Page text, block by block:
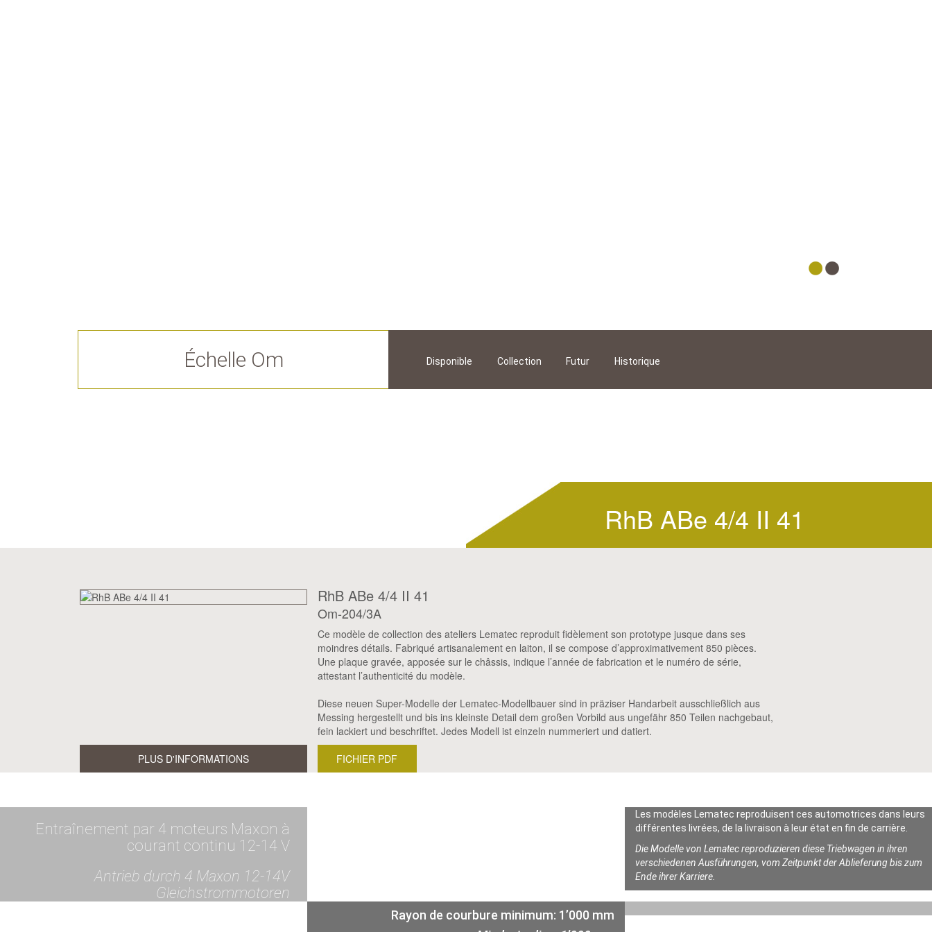
Échelle Om Disponible Collection Futur Historique
RhB ABe 4/4 II 41
RhB ABe 4/4 II 41
Om-204/3A
Ce modèle de collection des ateliers Lematec reproduit fidèlement son prototype jusque dans ses
moindres détails. Fabriqué artisanalement en laiton, il se compose d’approximativement 850 pièces.
Une plaque gravée, apposée sur le châssis, indique l’année de fabrication et le numéro de série,
attestant l’authenticité du modèle.
Diese neuen Super-Modelle der Lematec-Modellbauer sind in präziser Handarbeit ausschließlich aus
Messing hergestellt und bis ins kleinste Detail dem großen Vorbild aus ungefähr 850 Teilen nachgebaut,
fein lackiert und beschriftet. Jedes Modell ist einzeln nummeriert und datiert.
PLUS D'INFORMATIONS
FICHIER PDF
Entraînement par 4 moteurs Maxon à
courant continu 12-14 V
Antrieb durch 4 Maxon 12-14V
Gleichstrommotoren
Les modèles Lematec reproduisent ces automotrices dans leurs
différentes livrées, de la livraison à leur état en fin de carrière.
Die Modelle von Lematec reproduzieren diese Triebwagen in ihren
verschiedenen Ausführungen, vom Zeitpunkt der Ablieferung bis zum
Ende ihrer Karriere.
Rayon de courbure minimum: 1’000 mm